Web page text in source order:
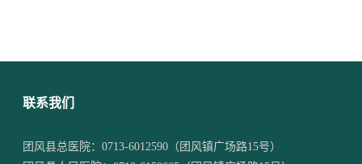
联系我们
团风县总医院：0713-6012590 （团风镇广场路15号）